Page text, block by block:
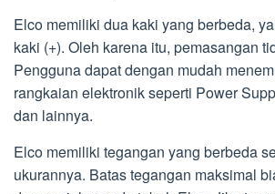
Elco memiliki dua kaki yang berbeda,
kaki (+). Oleh karena itu, pemasangan
Pengguna dapat dengan mudah
rangkaian elektronik seperti Power
dan lainnya.
Elco memiliki tegangan yang berbeda
ukurannya. Batas tegangan maksimal